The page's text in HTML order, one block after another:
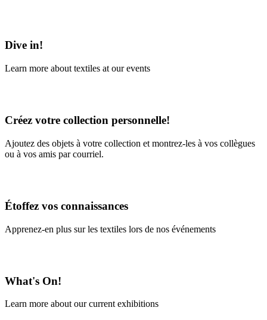
Dive in!
Learn more about textiles at our events
Créez votre collection personnelle!
Ajoutez des objets à votre collection et montrez-les à vos collègues
ou à vos amis par courriel.
Étoffez vos connaissances
Apprenez-en plus sur les textiles lors de nos événements
What's On!
Learn more about our current exhibitions